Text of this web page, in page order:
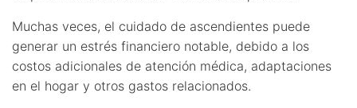
Muchas veces, el cuidado de ascendientes puede
generar un estrés financiero notable, debido a los
costos adicionales de atención médica, adaptaciones
en el hogar y otros gastos relacionados.